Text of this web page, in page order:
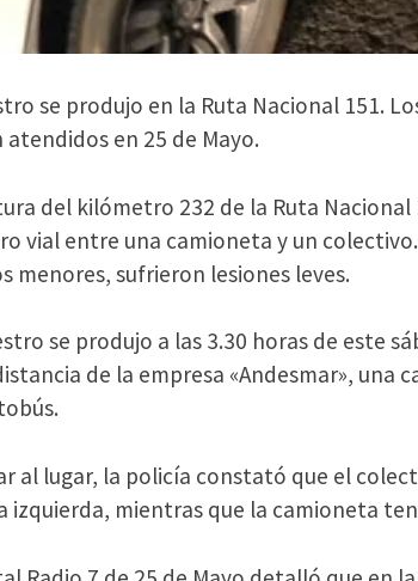
se produjo en la Ruta Nacional 151.
en 25 de Mayo.
del kilómetro 232 de la Ruta
vial entre una camioneta y un
menores, sufrieron lesiones leves.
se produjo a las 3.30 horas de este
de la empresa «Andesmar»,
al lugar, la policía constató que el
izquierda, mientras que la camioneta